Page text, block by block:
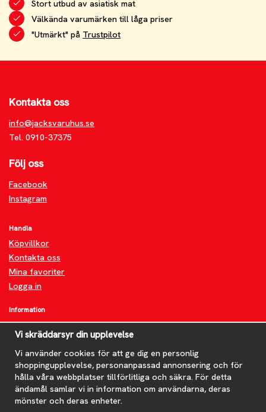
Stort utbud av asiatisk mat
Välkända varumärken till låga priser
"Utmärkt" på Trustpilot
Kontakta oss
info@jacksvaruhus.se
Tel. 0910-37375
Följ oss
Facebook
Instagram
Handla
Köpvillkor
Kontakta oss
Mina favoriter
Logga in
Information
Om oss
FAQ
Nyheter
Nyhetsbrev
Om cookies
Prenumerera på nyhetsbrevet för våra bästa erbjudanden och
Vi skräddarsyr din upplevelse
Vi använder cookies för att ge dig en personlig
shoppingupplevelse, personanpassad annonsering och för
hålla våra webbplatser tillförlitliga och säkra. För detta
ändamål samlar vi in information om användarna, deras
mönster och deras enheter.